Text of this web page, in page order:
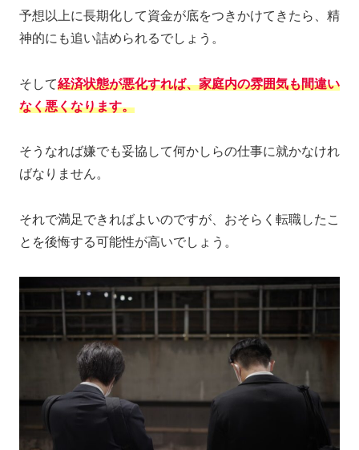
予想以上に長期化して資金が底をつきかけてきたら、精
神的にも追い詰められるでしょう。
そして経済状態が悪化すれば、家庭内の雰囲気も間違い
なく悪くなります。
そうなれば嫌でも妥協して何かしらの仕事に就かなけれ
ばなりません。
それで満足できればよいのですが、おそらく転職したこ
とを後悔する可能性が高いでしょう。